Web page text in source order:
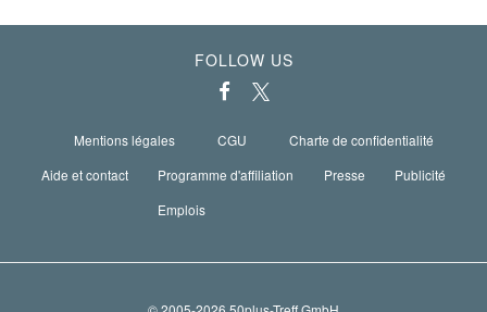
FOLLOW US
Mentions légales CGU
Charte de confidentialité
Aide et contact
Programme d'affiliation Presse
Publicité
Emplois